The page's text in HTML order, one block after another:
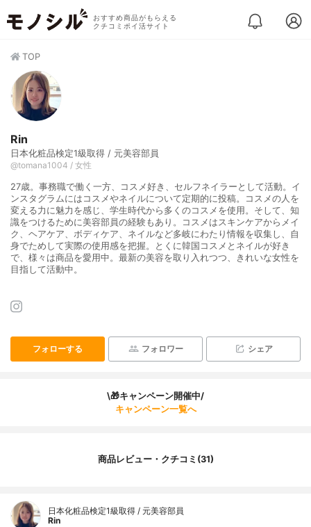
おすすめ商品がもらえる
クチコミポイ活サイト
TOP
Rin
日本化粧品検定1級取得 / 元美容部員
@tomana1004 / 女性
27歳。事務職で働く一方、コスメ好き、セルフネイラーとして活動。イ
ンスタグラムにはコスメやネイルについて定期的に投稿。コスメの人を
変える力に魅力を感じ、学生時代から多くのコスメを使用。そして、知
識をつけるために美容部員の経験もあり。コスメはスキンケアからメイ
ク、ヘアケア、ボディケア、ネイルなど多岐にわたり情報を収集し、自
身でためして実際の使用感を把握。とくに韓国コスメとネイルが好き
で、様々は商品を愛用中。最新の美容を取り入れつつ、きれいな女性を
目指して活動中。
フォローする フォロワー シェア
\🎁キャンペーン開催中/
キャンペーン一覧へ
商品レビュー・クチコミ(31)
日本化粧品検定1級取得 / 元美容部員
Rin